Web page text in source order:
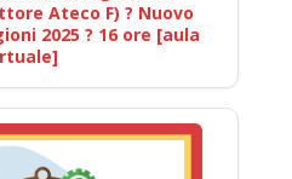
Ateco F) ? Nuovo
2025 ? 16 ore [aula